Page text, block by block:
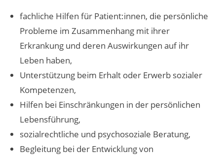
fachliche Hilfen für Patient:innen, die persönliche
Probleme im Zusammenhang mit ihrer
Erkrankung und deren Auswirkungen auf ihr
Leben haben,
Unterstützung beim Erhalt oder Erwerb sozialer
Kompetenzen,
Hilfen bei Einschränkungen in der persönlichen
Lebensführung,
sozialrechtliche und psychosoziale Beratung,
Begleitung bei der Entwicklung von